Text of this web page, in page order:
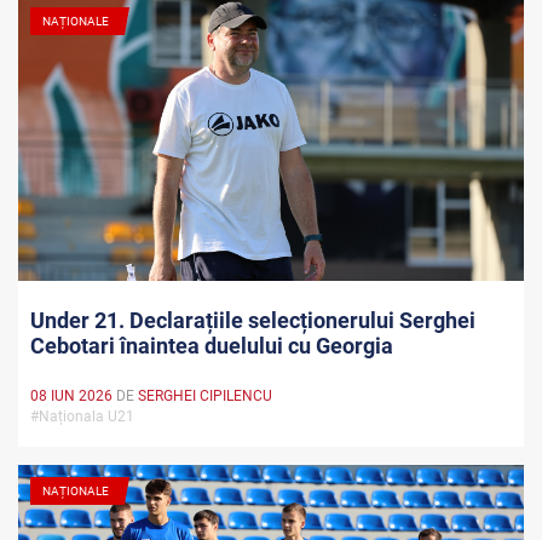
NAȚIONALE
Under 21. Declarațiile selecționerului Serghei
Cebotari înaintea duelului cu Georgia
08 IUN 2026 DE SERGHEI CIPILENCU
#Naționala U21
NAȚIONALE